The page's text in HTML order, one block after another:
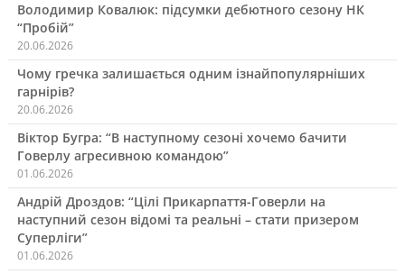
Володимир Ковалюк: підсумки дебютного сезону НК
“Пробій”
20.06.2026
Чому гречка залишається одним ізнайпопулярніших
гарнірів?
20.06.2026
Віктор Бугра: “В наступному сезоні хочемо бачити
Говерлу агресивною командою”
01.06.2026
Андрій Дроздов: “Цілі Прикарпаття-Говерли на
наступний сезон відомі та реальні – стати призером
Суперліги”
01.06.2026